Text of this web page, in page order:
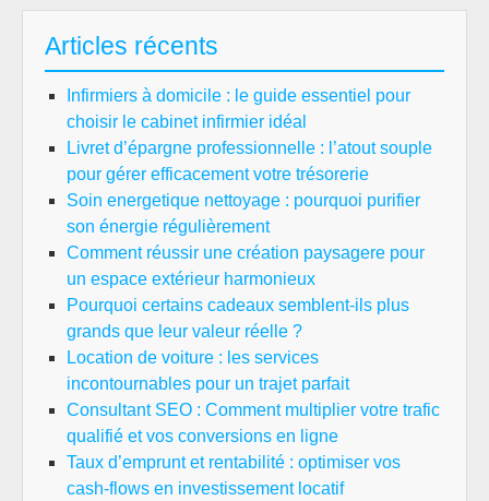
Articles récents
Infirmiers à domicile : le guide essentiel pour
choisir le cabinet infirmier idéal
Livret d’épargne professionnelle : l’atout souple
pour gérer efficacement votre trésorerie
Soin energetique nettoyage : pourquoi purifier
son énergie régulièrement
Comment réussir une création paysagere pour
un espace extérieur harmonieux
Pourquoi certains cadeaux semblent-ils plus
grands que leur valeur réelle ?
Location de voiture : les services
incontournables pour un trajet parfait
Consultant SEO : Comment multiplier votre trafic
qualifié et vos conversions en ligne
Taux d’emprunt et rentabilité : optimiser vos
cash-flows en investissement locatif